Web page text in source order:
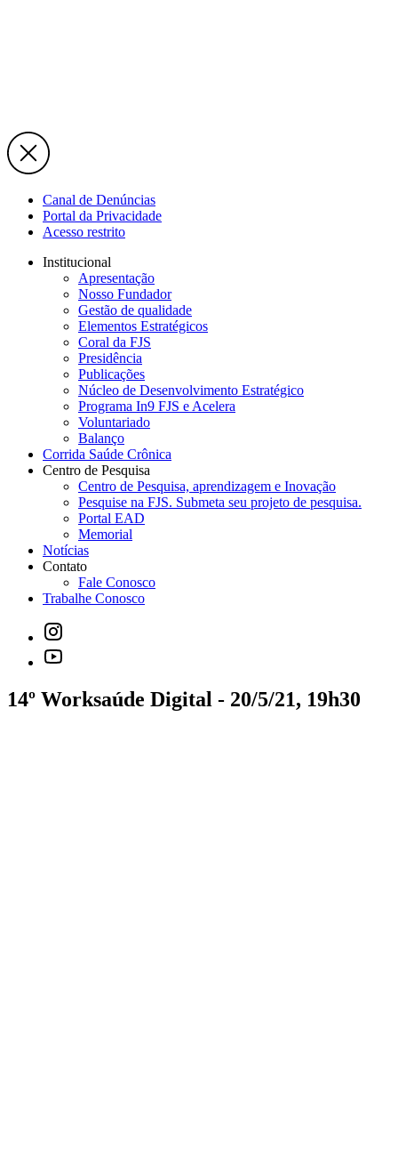
Canal de Denúncias
Portal da Privacidade
Acesso restrito
Institucional
Apresentação
Nosso Fundador
Gestão de qualidade
Elementos Estratégicos
Coral da FJS
Presidência
Publicações
Núcleo de Desenvolvimento Estratégico
Programa In9 FJS e Acelera
Voluntariado
Balanço
Corrida Saúde Crônica
Centro de Pesquisa
Centro de Pesquisa, aprendizagem e Inovação
Pesquise na FJS. Submeta seu projeto de pesquisa.
Portal EAD
Memorial
Notícias
Contato
Fale Conosco
Trabalhe Conosco
14º Worksaúde Digital - 20/5/21, 19h30